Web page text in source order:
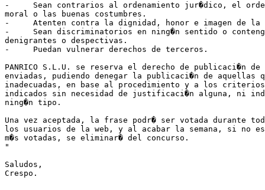
-     Sean contrarios al ordenamiento jur�dico, el
moral o las buenas costumbres.
-     Atenten contra la dignidad, honor e imagen de la
-     Sean discriminatorios en ning�n sentido o
denigrantes o despectivas.
-     Puedan vulnerar derechos de terceros.
PANRICO S.L.U. se reserva el derecho de publicaci�n
enviadas, pudiendo denegar la publicaci�n de aquellas
inadecuadas, en base al procedimiento y a los
indicados sin necesidad de justificaci�n alguna, ni
ning�n tipo.
Una vez aceptada, la frase podr� ser votada durante
los usuarios de la web, y al acabar la semana, si no
m�s votadas, se eliminar� del concurso.
"
Saludos,
Crespo.